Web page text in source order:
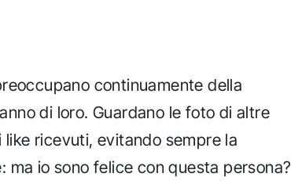
continuamente della
di loro. Guardano le foto di altre
ricevuti, evitando sempre la
ma io sono felice con questa persona?